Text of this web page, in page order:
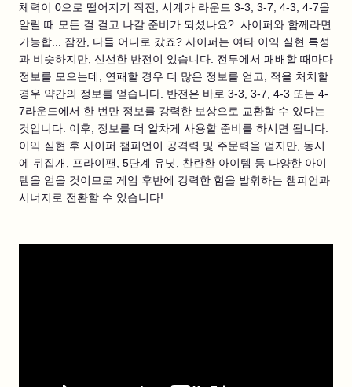
체력이 0으로 떨어지기 직전, 시계가 라운드 3-3, 3-7, 4-3, 4-7을
알릴 때 모든 걸 걸고 나갈 준비가 되셨나요? 사이퍼와 함께라면
가능합... 잠깐, 다들 어디로 갔죠? 사이퍼는 여타 이익 실현 특성
과 비슷하지만, 신선한 반전이 있습니다. 전투에서 패배할 때마다
정보를 모으는데, 연패할 경우 더 많은 정보를 얻고, 적을 처치할
경우 약간의 정보를 얻습니다. 반전은 바로 3-3, 3-7, 4-3 또는 4-
7라운드에서 한 번만 정보를 강력한 보상으로 교환할 수 있다는
것입니다. 이후, 정보를 더 알차게 사용할 준비를 하시면 됩니다.
이익 실현 후 사이퍼 챔피언이 공격력 및 주문력을 얻지만, 동시
에 뒤집개, 프라이팬, 5단계 유닛, 찬란한 아이템 등 다양한 아이
템을 얻을 것이므로 게임 후반에 강력한 힘을 발휘하는 챔피언과
시너지로 전환할 수 있습니다!